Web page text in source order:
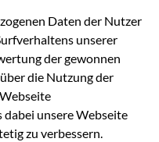
Daten der Nutzer
unserer
der gewonnen
die Nutzung der
unsere Webseite
zu verbessern.